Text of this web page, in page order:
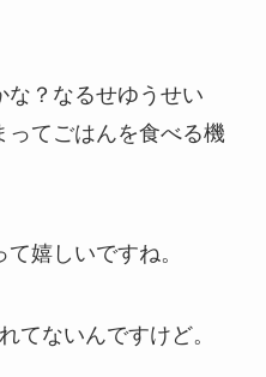
な？なるせゆうせい
ってごはんを食べる機
嬉しいですね。
てないんですけど。